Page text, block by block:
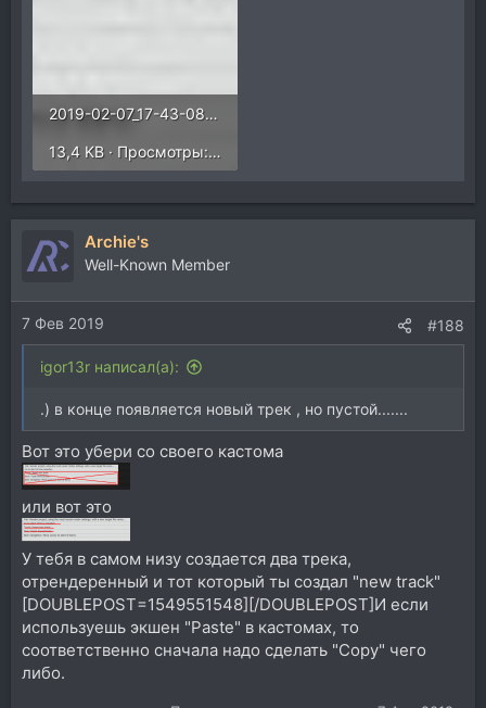
2019-02-07_17-43-08.jpg
13,4 KB · Просмотры: 458
Archie's
Well-Known Member
7 Фев 2019 #188
igor13r написал(а):
.) в конце появляется новый трек , но пустой.......
Вот это убери со своего кастома
или вот это
У тебя в самом низу создается два трека,
отрендеренный и тот который ты создал "new track"
[DOUBLEPOST=1549551548][/DOUBLEPOST]И если
используешь экшен "Paste" в кастомах, то
соответственно сначала надо сделать "Copy" чего
либо.